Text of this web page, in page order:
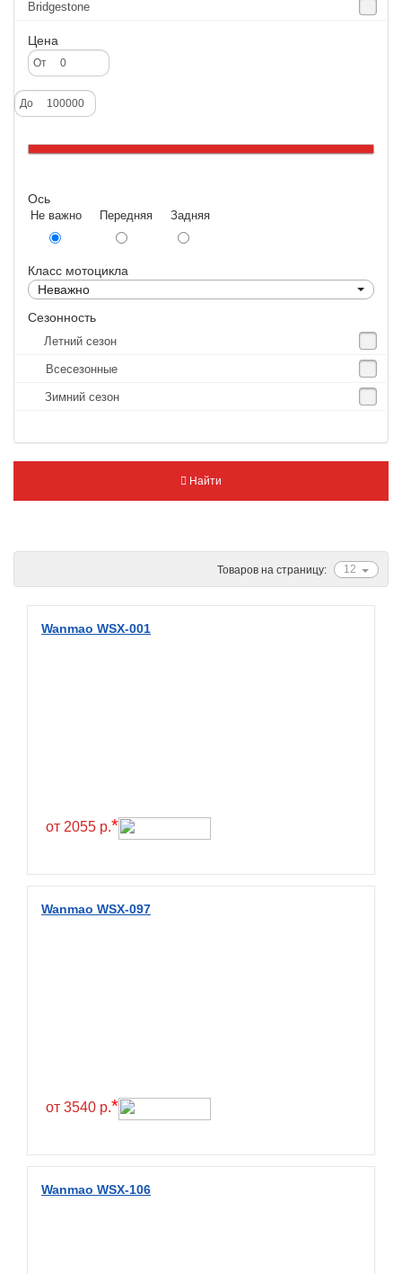
Bridgestone
Continental
CST
Deestone
Dunlop
Excel
GoldenTyre
Gummy
IRC
IRC Tyre
Kenda
KINGS TIRE
Kingstone
Pirelli
Sunchase
Wanda
Wanmao
Цена
От
До
Ось
Не важно Передняя Задняя
Класс мотоцикла
Неважно
Сезонность
Летний сезон
Всесезонные
Зимний сезон
Найти
12
Товаров на страницу:
Wanmao WSX-001
от 2055 р.*
Wanmao WSX-097
от 3540 р.*
Wanmao WSX-106